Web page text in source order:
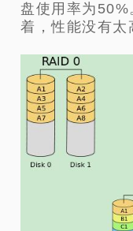
盘使用率为
着，性能没有太